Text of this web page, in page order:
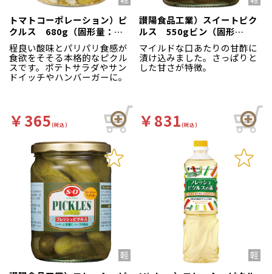
トマトコーポレーション）ピ
クルス 680g（固形量：
380g）
程良い酸味とパリパリ食感が
食欲をそそる本格的なピクル
スです。ポテトサラダやサン
ドイッチやハンバーガーに。
￥365(税込)
讃陽食品工業）スイートピク
ルス 550gビン（固形
300g）
マイルドな口あたりの甘酢に
漬け込みました。さっぱりと
した甘さが特徴。
￥831(税込)